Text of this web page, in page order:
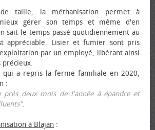
taille, la méthanisation permet à
gérer son temps et même d'en
sait le temps passé quotidiennement au
appréciable. Lisier et fumier sont pris
par un employé, libérant ainsi
qui a repris la ferme familiale en 2020,
:
près deux mois de l'année à épandre et
.
à Blajan :